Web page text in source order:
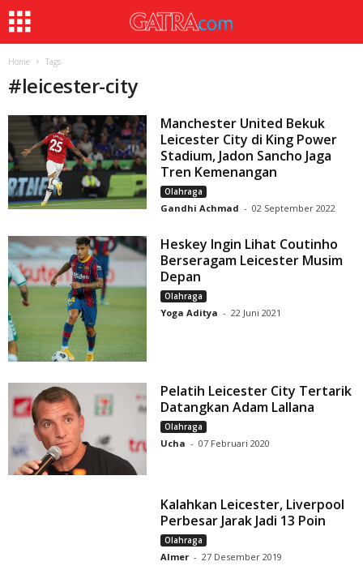
Home Tags
#leicester-city
Manchester United Bekuk
Leicester City di King Power
Stadium, Jadon Sancho Jaga
Tren Kemenangan
Olahraga
Gandhi Achmad - 02 September 2022
Heskey Ingin Lihat Coutinho
Berseragam Leicester Musim
Depan
Olahraga
Yoga Aditya - 22 Juni 2021
Pelatih Leicester City Tertarik
Datangkan Adam Lallana
Olahraga
Ucha - 07 Februari 2020
Kalahkan Leicester, Liverpool
Perbesar Jarak Jadi 13 Poin
Olahraga
Almer - 27 Desember 2019